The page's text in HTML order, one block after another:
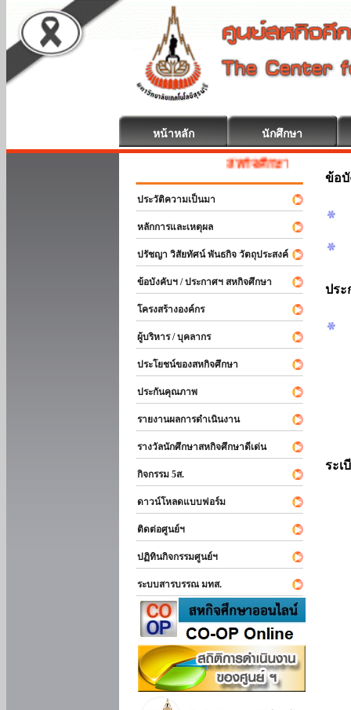
หน้าหลัก นักศึกษา
สหกิจศึกษา ยินดีต้อนรับ
ประวัติความเป็นมา
หลักการและเหตุผล
ปรัชญา วิสัยทัศน์ พันธกิจ วัตถุประสงค์
ข้อบังคับฯ / ประกาศฯ สหกิจศึกษา
โครงสร้างองค์กร
ผู้บริหาร / บุคลากร
ประโยชน์ของสหกิจศึกษา
ประกันคุณภาพ
รายงานผลการดำเนินงาน
รางวัลนักศึกษาสหกิจศึกษาดีเด่น
กิจกรรม 5ส.
ดาวน์โหลดแบบฟอร์ม
ติดต่อศูนย์ฯ
ปฏิทินกิจกรรมศูนย์ฯ
ระบบสารบรรณ มทส.
ข้อ
ประ
ระเ